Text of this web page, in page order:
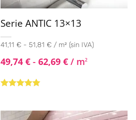
Serie ANTIC 13×13
41,11 € - 51,81 € / m² (sin IVA)
49,74 € - 62,69 € / m2